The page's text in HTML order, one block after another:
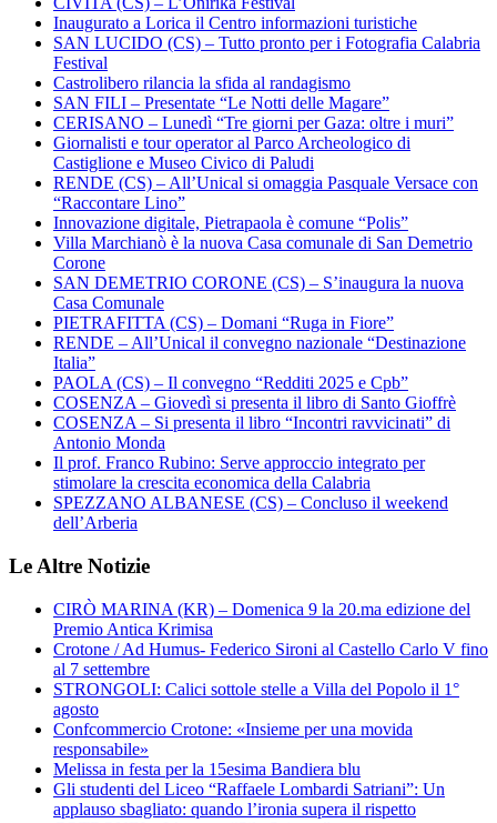
Inaugurato a Lorica il Centro informazioni turistiche
SAN LUCIDO (CS) – Tutto pronto per i Fotografia Calabria
Festival
Castrolibero rilancia la sfida al randagismo
SAN FILI – Presentate “Le Notti delle Magare”
CERISANO – Lunedì “Tre giorni per Gaza: oltre i muri”
Giornalisti e tour operator al Parco Archeologico di
Castiglione e Museo Civico di Paludi
RENDE (CS) – All’Unical si omaggia Pasquale Versace con
“Raccontare Lino”
Innovazione digitale, Pietrapaola è comune “Polis”
Villa Marchianò è la nuova Casa comunale di San Demetrio
Corone
SAN DEMETRIO CORONE (CS) – S’inaugura la nuova
Casa Comunale
PIETRAFITTA (CS) – Domani “Ruga in Fiore”
RENDE – All’Unical il convegno nazionale “Destinazione
Italia”
PAOLA (CS) – Il convegno “Redditi 2025 e Cpb”
COSENZA – Giovedì si presenta il libro di Santo Gioffrè
COSENZA – Si presenta il libro “Incontri ravvicinati” di
Antonio Monda
Il prof. Franco Rubino: Serve approccio integrato per
stimolare la crescita economica della Calabria
SPEZZANO ALBANESE (CS) – Concluso il weekend
dell’Arberia
Le Altre Notizie
CIRÒ MARINA (KR) – Domenica 9 la 20.ma edizione del
Premio Antica Krimisa
Crotone / Ad Humus- Federico Sironi al Castello Carlo V fino
al 7 settembre
STRONGOLI: Calici sottole stelle a Villa del Popolo il 1°
agosto
Confcommercio Crotone: «Insieme per una movida
responsabile»
Melissa in festa per la 15esima Bandiera blu
Gli studenti del Liceo “Raffaele Lombardi Satriani”: Un
applauso sbagliato: quando l’ironia supera il rispetto